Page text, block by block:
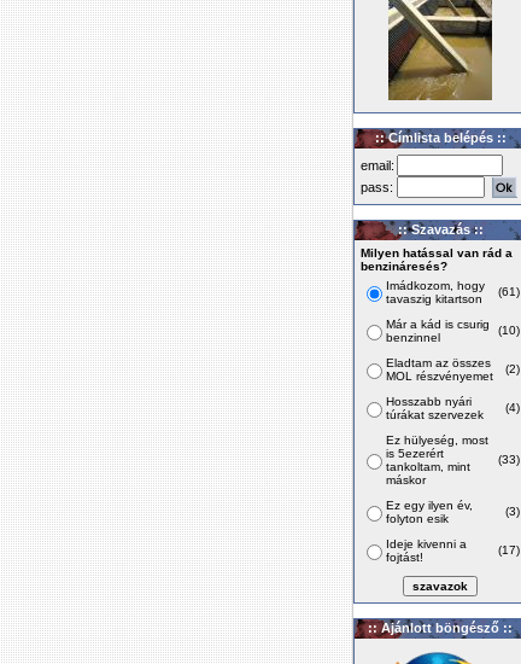
:: Címlista belépés ::
email:
pass:
:: Szavazás ::
Milyen hatással van rád a
benzináresés?
Imádkozom, hogy
tavaszig kitartson
(61)
Már a kád is csurig
benzinnel
(10)
Eladtam az összes
MOL részvényemet
(2)
Hosszabb nyári
túrákat szervezek
(4)
Ez hülyeség, most
is 5ezerért
tankoltam, mint
máskor
(33)
Ez egy ilyen év,
folyton esik
(3)
Ideje kivenni a
fojtást!
(17)
:: Ajánlott böngésző ::